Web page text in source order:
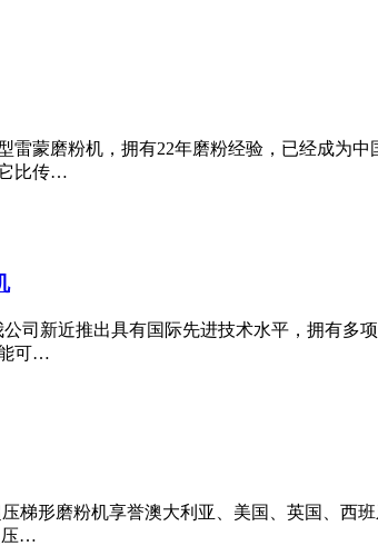
雷蒙磨粉机，拥有22年磨粉经验，已经成为
比传…
司新近推出具有国际先进技术水平，拥有
可…
梯形磨粉机享誉澳大利亚、美国、英国、西
压…